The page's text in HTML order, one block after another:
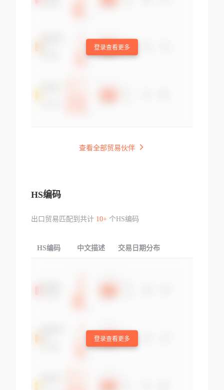
登录查看更多
查看全部贸易伙伴
HS编码
出口贸易匹配到共计 10+个HS编码
HS编码 中文描述 交易日期分布
登录查看更多